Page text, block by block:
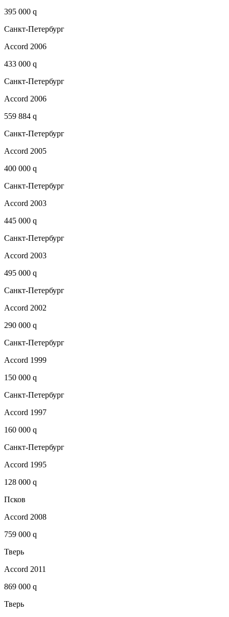
395 000 q
Санкт-Петербург
Accord 2006
433 000 q
Санкт-Петербург
Accord 2006
559 884 q
Санкт-Петербург
Accord 2005
400 000 q
Санкт-Петербург
Accord 2003
445 000 q
Санкт-Петербург
Accord 2003
495 000 q
Санкт-Петербург
Accord 2002
290 000 q
Санкт-Петербург
Accord 1999
150 000 q
Санкт-Петербург
Accord 1997
160 000 q
Санкт-Петербург
Accord 1995
128 000 q
Псков
Accord 2008
759 000 q
Тверь
Accord 2011
869 000 q
Тверь